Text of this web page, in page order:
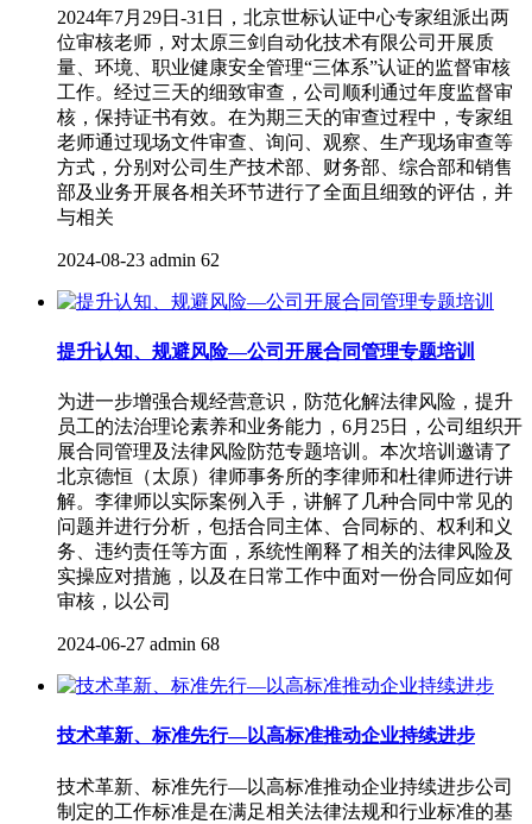
2024年7月29日-31日，北京世标认证中心专家组派出两
位审核老师，对太原三剑自动化技术有限公司开展质
量、环境、职业健康安全管理“三体系”认证的监督审核
工作。经过三天的细致审查，公司顺利通过年度监督审
核，保持证书有效。在为期三天的审查过程中，专家组
老师通过现场文件审查、询问、观察、生产现场审查等
方式，分别对公司生产技术部、财务部、综合部和销售
部及业务开展各相关环节进行了全面且细致的评估，并
与相关
2024-08-23 admin 62
提升认知、规避风险—公司开展合同管理专题培训
为进一步增强合规经营意识，防范化解法律风险，提升
员工的法治理论素养和业务能力，6月25日，公司组织开
展合同管理及法律风险防范专题培训。本次培训邀请了
北京德恒（太原）律师事务所的李律师和杜律师进行讲
解。李律师以实际案例入手，讲解了几种合同中常见的
问题并进行分析，包括合同主体、合同标的、权利和义
务、违约责任等方面，系统性阐释了相关的法律风险及
实操应对措施，以及在日常工作中面对一份合同应如何
审核，以公司
2024-06-27 admin 68
技术革新、标准先行—以高标准推动企业持续进步
技术革新、标准先行—以高标准推动企业持续进步公司
制定的工作标准是在满足相关法律法规和行业标准的基